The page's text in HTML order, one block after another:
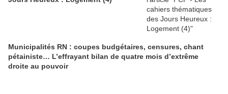
Municipalités RN : coupes budgétaires, censures, chant
pétainiste… L’effrayant bilan de quatre mois d’extrême
droite au pouvoir